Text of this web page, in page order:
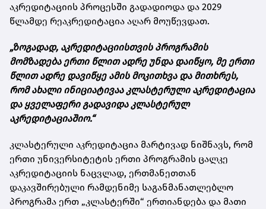
აკრედიტაციის პროცესში გადადიოდა და 2029
წლამდე რეაკრედიტაცია აღარ მოუწევდათ.
„ზოგადად, აკრედიტაციისთვის პროგრამის
მომზადება ერთი წლით ადრე უნდა დაიწყო, მე ერთი
წლით ადრე დავიწყე ამის მოკითხვა და მითხრეს,
რომ ახალი ინიციატივაა კლასტერული აკრედიტაცია
და ყველაფერი გადავიდა კლასტერულ
აკრედიტაციაშიო.“
კლასტერული აკრედიტაცია მარტივად ნიშნავს, რომ
ერთი უნივერსიტეტის ერთი პროგრამის ცალკე
აკრედიტაციის ნაცვლად, ერთმანეთთან
დაკავშირებული რამდენიმე საგანმანათლებლო
პროგრამა ერთ „კლასტერში“ ერთიანდება და მათი